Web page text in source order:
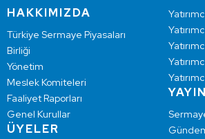
HAKKIMIZDA
Türkiye Sermaye Piyasaları
Birliği
Yönetim
Meslek Komiteleri
Faaliyet Raporları
Genel Kurullar
ÜYELER